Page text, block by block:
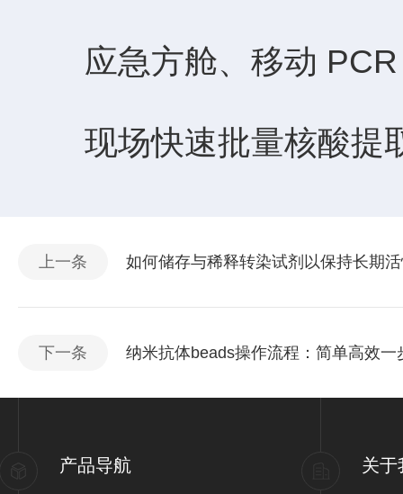
应急方舱、移动 PCR
现场快速批量核酸提
上一条 如何储存与稀释转染试剂以保持长期
下一条 纳米抗体beads操作流程：简单高效一
产品导航 关于